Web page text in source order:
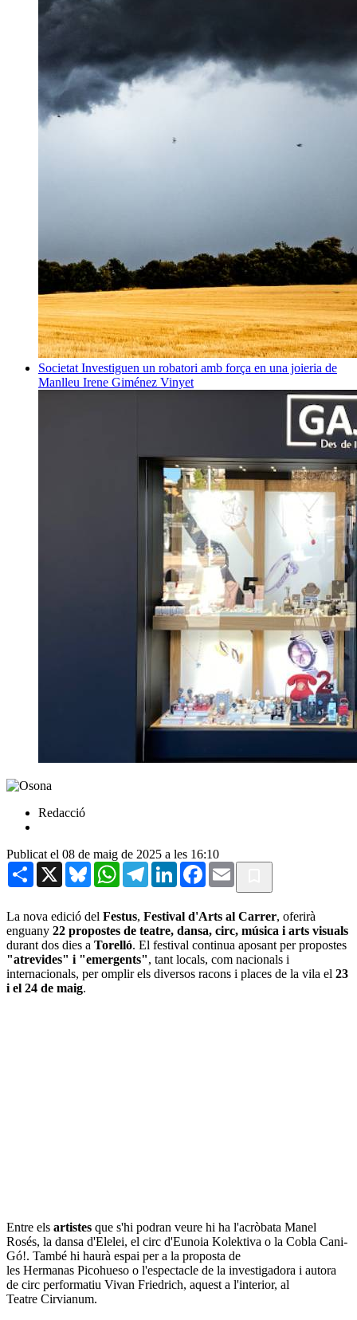
Societat Investiguen un robatori amb força en una joieria de
Manlleu Irene Giménez Vinyet
Redacció
Publicat el 08 de maig de 2025 a les 16:10
Share X BlueskyWhatsAppTelegramLinkedInFacebook
Email
La nova edició del Festus, Festival d'Arts al Carrer, oferirà
enguany 22 propostes de teatre, dansa, circ, música i arts visuals
durant dos dies a Torelló. El festival continua aposant per propostes
"atrevides" i "emergents", tant locals, com nacionals i
internacionals, per omplir els diversos racons i places de la vila el 23
i el 24 de maig.
Entre els artistes que s'hi podran veure hi ha l'acròbata Manel
Rosés, la dansa d'Elelei, el circ d'Eunoia Kolektiva o la Cobla Cani-
Gó!. També hi haurà espai per a la proposta de
les Hermanas Picohueso o l'espectacle de la investigadora i autora
de circ performatiu Vivan Friedrich, aquest a l'interior, al
Teatre Cirvianum.